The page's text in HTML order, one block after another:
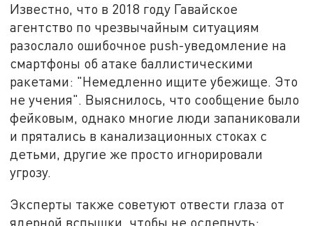
Известно, что в 2018 году Гавайское
агентство по чрезвычайным ситуациям
разослало ошибочное push-уведомление на
смартфоны об атаке баллистическими
ракетами: "Немедленно ищите убежище. Это
не учения". Выяснилось, что сообщение было
фейковым, однако многие люди запаниковали
и прятались в канализационных стоках с
детьми, другие же просто игнорировали
угрозу.
Эксперты также советуют отвести глаза от
ядерной вспышки, чтобы не ослепнуть: